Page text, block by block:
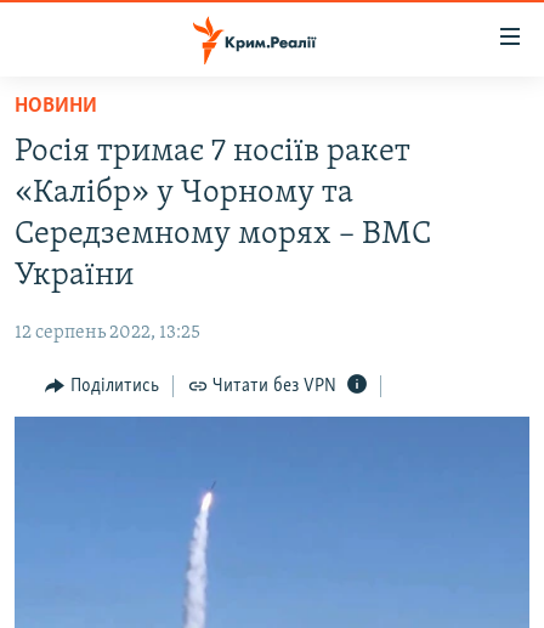
Перейти
основного
матеріалу
Перейти
до
основної
Перейти
пошуку
ВОДА.КРИМ
ВІДЕО ТА ФОТО
ПОЛІТИКА
ПОГЛЯД
ІНТЕРВ'Ю
ВІДЕОУРОКИ «ELIFBE»
СВІДЧЕННЯ ОКУПАЦІЇ
ЯК ОБІЙТИ БЛОКУВАННЯ
НОВИНИ
Росія тримає 7 носіїв ракет
«Калібр» у Чорному та
Середземному морях – ВМС
України
12 серпень 2022, 13:25
Поділитись Читати без VPN